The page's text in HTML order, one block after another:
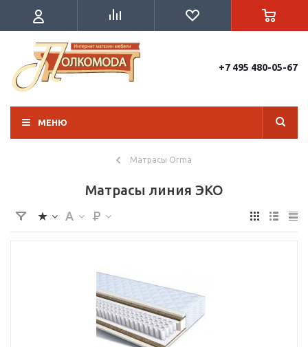
+7 495 480-05-67
МЕНЮ
Матрасы Orma
Матрасы линия ЭКО